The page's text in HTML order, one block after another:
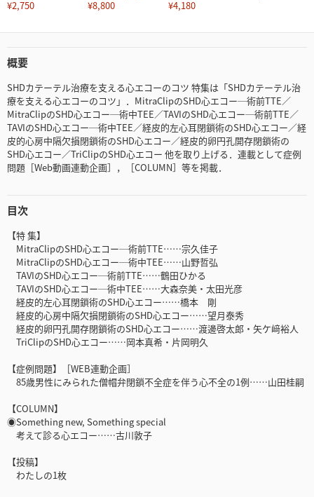
¥2,750
¥8,800
¥4,180
概要
SHDカテーテル治療を支える心エコーのコツ 特集は「SHDカテーテル治
療を支える心エコーのコツ」．MitraClipのSHD心エコー─術前TTE／
MitraClipのSHD心エコー─術中TEE／TAVIのSHD心エコー─術前TTE／
TAVIのSHD心エコー─術中TEE／経皮的左心耳閉鎖術のSHD心エコー／経
皮的心房中隔欠損閉鎖術のSHD心エコー／経皮的卵円孔開存閉鎖術の
SHD心エコー／TriClipのSHD心エコー 他を取り上げる．連載として症例
問題［Web動画連動企画］，［COLUMN］等を掲載．
目次
【特 集】
MitraClipのSHD心エコー─術前TTE……宗久佳子
MitraClipのSHD心エコー─術中TEE……山野哲弘
TAVIのSHD心エコー─術前TTE……鶴田ひかる
TAVIのSHD心エコー─術中TEE……大森奈美・太田光彦
経皮的左心耳閉鎖術のSHD心エコー……橋本 剛
経皮的心房中隔欠損閉鎖術のSHD心エコー……望月泰秀
経皮的卵円孔開存閉鎖術のSHD心エコー……渡邊啓太郎・矢ケ﨑裕人
TriClipのSHD心エコー……岡本真希・片岡明久
【症例問題】［WEB連動企画］
85歳男性にみられた僧帽弁閉鎖不全症を伴う心不全の1例……山田桂嗣
【COLUMN】
◉Something new, Something special
考えて診る心エコー……古川敦子
【投稿】
わたしの1枚